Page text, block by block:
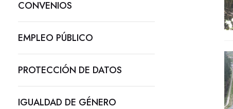
CONVENIOS
EMPLEO PÚBLICO
PROTECCIÓN DE DATOS
IGUALDAD DE GÉNERO